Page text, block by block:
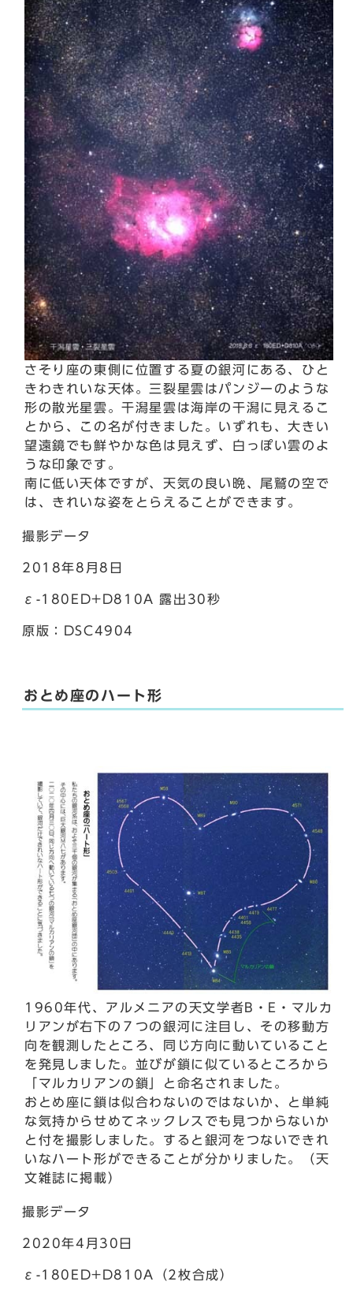
さそり座の東側に位置する夏の銀河にある、ひと
きわきれいな天体。三裂星雲はパンジーのような
形の散光星雲。干潟星雲は海岸の干潟に見えるこ
とから、この名が付きました。いずれも、大きい
望遠鏡でも鮮やかな色は見えず、白っぽい雲のよ
うな印象です。
南に低い天体ですが、天気の良い晩、尾鷲の空で
は、きれいな姿をとらえることができます。
撮影データ
2018年8月8日
ε-180ED+D810A 露出30秒
原版：DSC4904
おとめ座のハート形
1960年代、アルメニアの天文学者B・E・マルカ
リアンが右下の７つの銀河に注目し、その移動方
向を観測したところ、同じ方向に動いていること
を発見しました。並びが鎖に似ているところから
「マルカリアンの鎖」と命名されました。
おとめ座に鎖は似合わないのではないか、と単純
な気持からせめてネックレスでも見つからないか
と付を撮影しました。すると銀河をつないできれ
いなハート形ができることが分かりました。（天
文雑誌に掲載）
撮影データ
2020年4月30日
ε-180ED+D810A（2枚合成）